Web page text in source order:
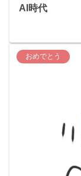
AI時代
おめでとう